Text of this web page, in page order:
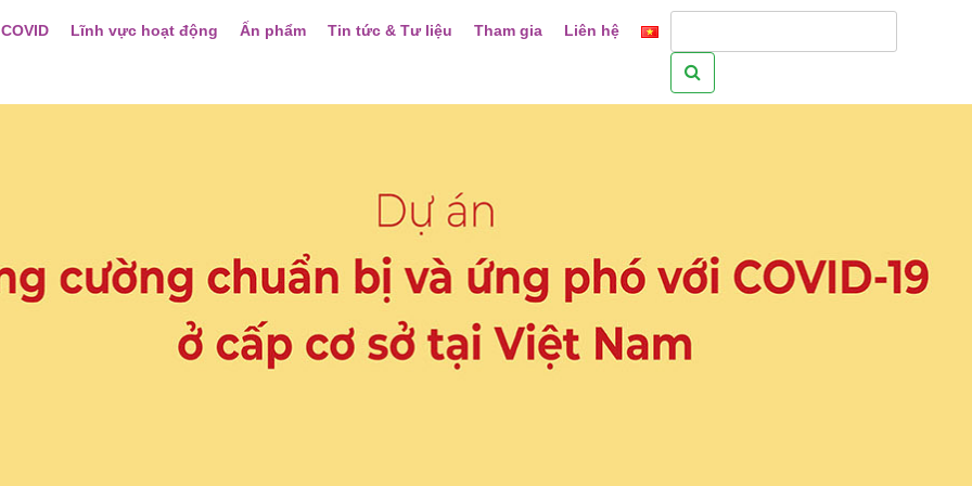
Lĩnh vực hoạt động Ấn phẩm Tin tức & Tư liệu Tham gia Liên hệ